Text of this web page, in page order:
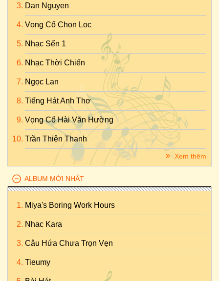
Dan Nguyen
Vọng Cổ Chọn Lọc
Nhạc Sến 1
Nhạc Thời Chiến
Ngọc Lan
Tiếng Hát Anh Thơ
Vọng Cổ Hài Văn Hường
Trần Thiện Thanh
Xem thêm
ALBUM MỚI NHẤT
Miya's Boring Work Hours
Nhac Kara
Câu Hứa Chưa Trọn Vẹn
Tieumy